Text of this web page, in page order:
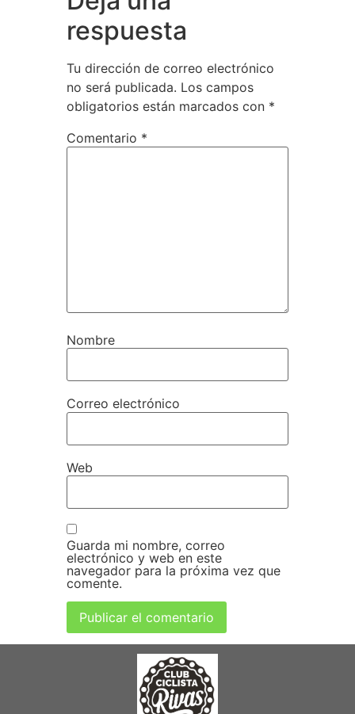
respuesta
Tu dirección de correo electrónico
no será publicada. Los campos
obligatorios están marcados con *
Comentario *
Nombre
Correo electrónico
Web
Guarda mi nombre, correo
electrónico y web en este
navegador para la próxima vez que
comente.